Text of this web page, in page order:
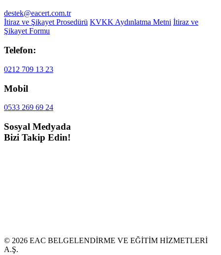
destek@eacert.com.tr
İtiraz ve Şikayet Prosedürü KVKK Aydınlatma Metni İtiraz ve
Şikayet Formu
Telefon:
0212 709 13 23
Mobil
0533 269 69 24
Sosyal Medyada
Bizi Takip Edin!
© 2026 EAC BELGELENDİRME VE EĞİTİM HİZMETLERİ
A.Ş.